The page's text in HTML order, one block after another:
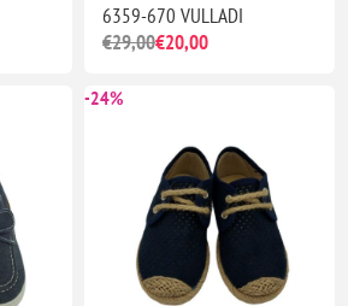
6359-670 VULLADI
€29,00€20,00
-24%